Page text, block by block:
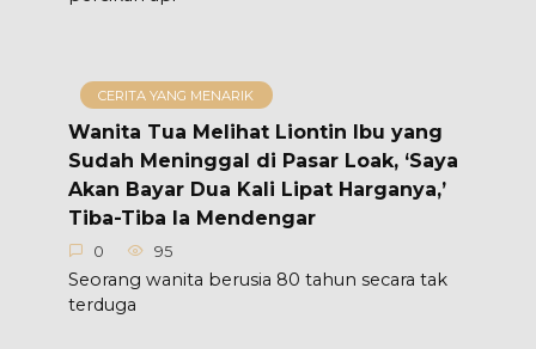
CERITA YANG MENARIK
Wanita Tua Melihat Liontin Ibu yang
Sudah Meninggal di Pasar Loak, ‘Saya
Akan Bayar Dua Kali Lipat Harganya,’
Tiba-Tiba Ia Mendengar
0 95
Seorang wanita berusia 80 tahun secara tak
terduga